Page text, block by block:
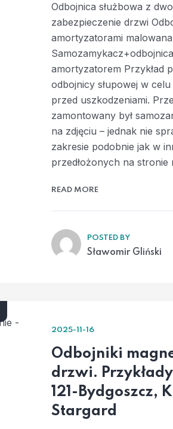
Odbojnica służbowa z
zabezpieczenie drzwi
amortyzatorami
amortyzatorem Przykład
odbojnicy słupowej w
przed uszkodzeniami.
zamontowany był
na zdjęciu – jednak nie
zakresie podobnie jak w
przedłożonych na stronie
READ MORE
POSTED BY
Sławomir Gliński
2025-11-16
Odbojniki
drzwi.
121-Bydgoszcz,
Stargard